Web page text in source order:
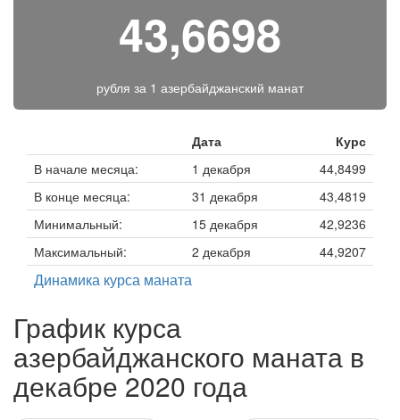
43,6698
рубля за 1 азербайджанский манат
Дата
Курс
В начале месяца:
1 декабря
44,8499
В конце месяца:
31 декабря
43,4819
Минимальный:
15 декабря
42,9236
Максимальный:
2 декабря 44,9207
Динамика курса маната
График курса
азербайджанского маната в
декабре 2020 года